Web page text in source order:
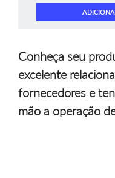
Conheça seu
excelente
fornecedores e
mão a operação